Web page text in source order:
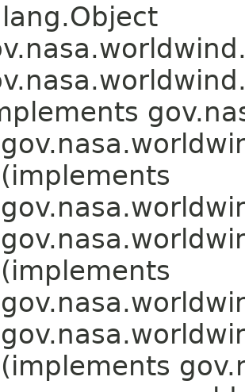
(implements
(implements
(implements